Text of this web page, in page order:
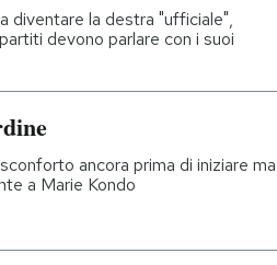
diventare la destra "ufficiale",
devono parlare con i suoi
ancora prima di iniziare ma
a Marie Kondo